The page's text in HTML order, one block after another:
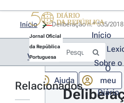
Jornal Oficial
da República
Portuguesa
Início
Sobre o
Ajuda
O
meu
Diário
Início
Voltar
Relacionados